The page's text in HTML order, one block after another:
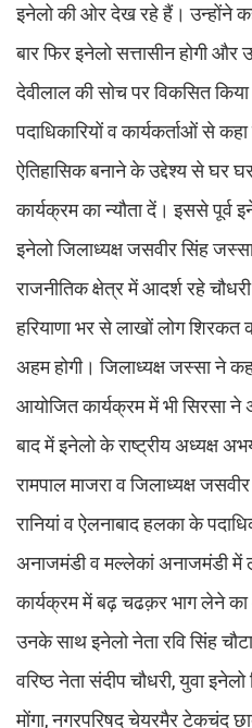
इनेलो की ओर देख रहे हैं। उन्होंने
बार फिर इनेलो सत्तासीन होगी और
देवीलाल की सोच पर विकसित
पदाधिकारियों व कार्यकर्ताओं से
ऐतिहासिक बनाने के उद्देश्य से
कार्यक्रम का न्यौता दें। इससे पूर्व
इनेलो जिलाध्यक्ष जसवीर सिंह
राजनीतिक क्षेत्र में आदर्श रहे
हरियाणा भर से लाखों लोग शिरकत
अहम होगी। जिलाध्यक्ष जस्सा ने
आयोजित कार्यक्रम में भी सिरसा ने
बाद में इनेलो के राष्ट्रीय अध्यक्ष
रामपाल माजरा व जिलाध्यक्ष
रानियां व ऐलनाबाद हलका के
अनाजमंडी व मल्लेकां अनाजमंडी में
कार्यक्रम में बढ़ चढक़र भाग लेने
उनके साथ इनेलो नेता रवि सिंह
वरिष्ठ नेता संदीप चौधरी, युवा
मोंगा, नगरपरिषद चेयरमैर टेकचंद